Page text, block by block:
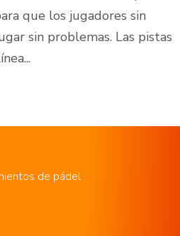
que los jugadores sin
sin problemas. Las pistas
de pádel